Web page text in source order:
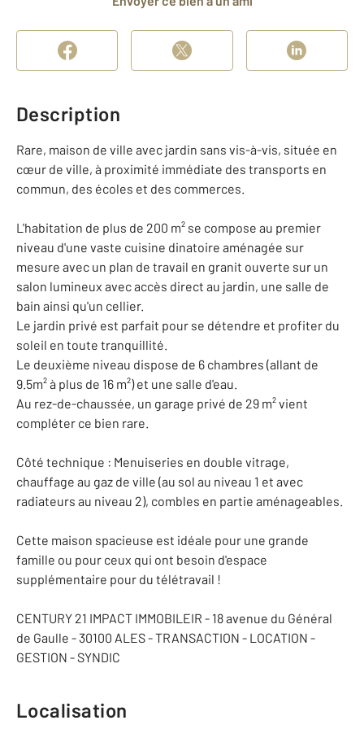
Description
Rare, maison de ville avec jardin sans vis-à-vis, située en
cœur de ville, à proximité immédiate des transports en
commun, des écoles et des commerces.
L'habitation de plus de 200 m² se compose au premier
niveau d'une vaste cuisine dinatoire aménagée sur
mesure avec un plan de travail en granit ouverte sur un
salon lumineux avec accès direct au jardin, une salle de
bain ainsi qu'un cellier.
Le jardin privé est parfait pour se détendre et profiter du
soleil en toute tranquillité.
Le deuxième niveau dispose de 6 chambres (allant de
9.5m² à plus de 16 m²) et une salle d'eau.
Au rez-de-chaussée, un garage privé de 29 m² vient
compléter ce bien rare.
Côté technique : Menuiseries en double vitrage,
chauffage au gaz de ville (au sol au niveau 1 et avec
radiateurs au niveau 2), combles en partie aménageables.
Cette maison spacieuse est idéale pour une grande
famille ou pour ceux qui ont besoin d'espace
supplémentaire pour du télétravail !
CENTURY 21 IMPACT IMMOBILEIR - 18 avenue du Général
de Gaulle - 30100 ALES - TRANSACTION - LOCATION -
GESTION - SYNDIC
Localisation